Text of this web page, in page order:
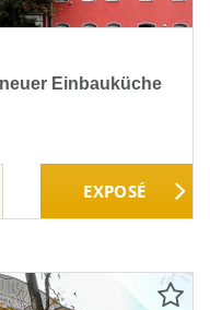
Einbauküche